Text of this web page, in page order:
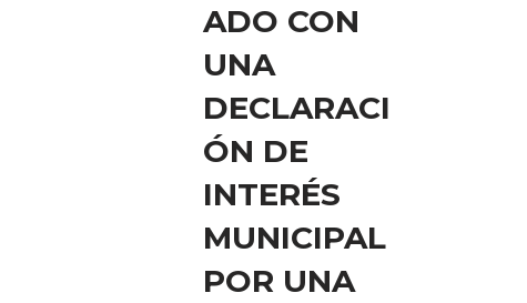
ADO CON
UNA
DECLARACI
ÓN DE
INTERÉS
MUNICIPAL
POR UNA